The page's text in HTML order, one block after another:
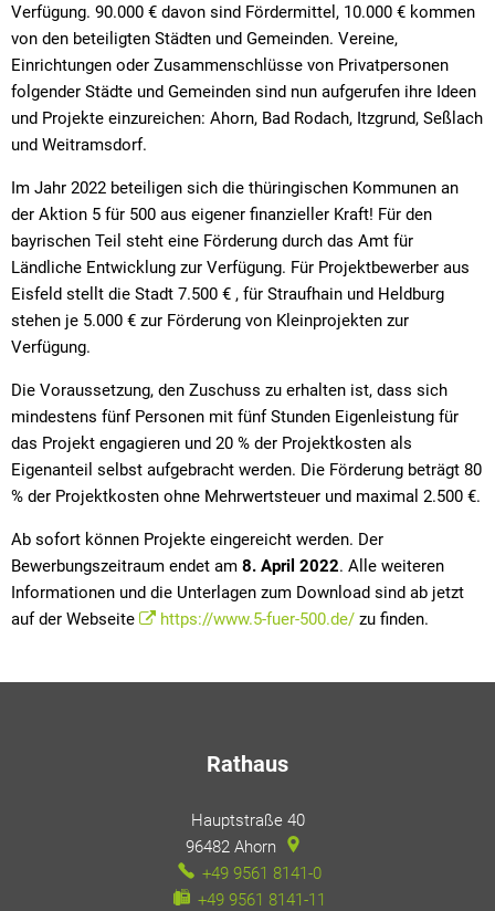
Verfügung. 90.000 € davon sind Fördermittel, 10.000 € kommen
von den beteiligten Städten und Gemeinden. Vereine,
Einrichtungen oder Zusammenschlüsse von Privatpersonen
folgender Städte und Gemeinden sind nun aufgerufen ihre Ideen
und Projekte einzureichen: Ahorn, Bad Rodach, Itzgrund, Seßlach
und Weitramsdorf.
Im Jahr 2022 beteiligen sich die thüringischen Kommunen an
der Aktion 5 für 500 aus eigener finanzieller Kraft! Für den
bayrischen Teil steht eine Förderung durch das Amt für
Ländliche Entwicklung zur Verfügung. Für Projektbewerber aus
Eisfeld stellt die Stadt 7.500 € , für Straufhain und Heldburg
stehen je 5.000 € zur Förderung von Kleinprojekten zur
Verfügung.
Die Voraussetzung, den Zuschuss zu erhalten ist, dass sich
mindestens fünf Personen mit fünf Stunden Eigenleistung für
das Projekt engagieren und 20 % der Projektkosten als
Eigenanteil selbst aufgebracht werden. Die Förderung beträgt 80
% der Projektkosten ohne Mehrwertsteuer und maximal 2.500 €.
Ab sofort können Projekte eingereicht werden. Der
Bewerbungszeitraum endet am 8. April 2022. Alle weiteren
Informationen und die Unterlagen zum Download sind ab jetzt
auf der Webseite
https://www.5-fuer-500.de/ zu finden.
Rathaus
Hauptstraße 40
96482 Ahorn
+49 9561 8141-0
+49 9561 8141-11